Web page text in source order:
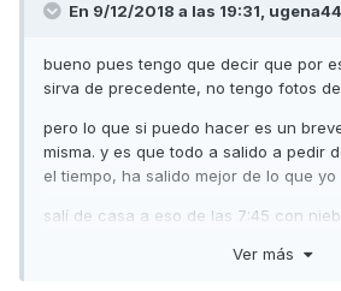
En 9/12/2018 a las 19:31, ugena44
bueno pues tengo que decir que por
sirva de precedente, no tengo fotos
pero lo que si puedo hacer es un
misma. y es que todo a salido a pedir
el tiempo, ha salido mejor de lo que yo
salí de casa a eso de las 7:45 con
Ver más